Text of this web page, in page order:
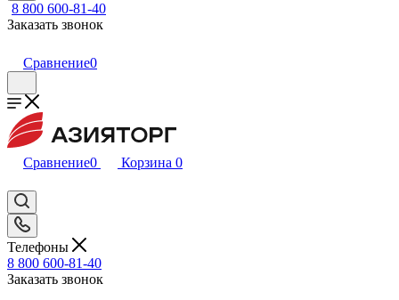
8 800 600-81-40
Заказать звонок
Сравнение0
Сравнение0 Корзина 0
Телефоны
8 800 600-81-40
Заказать звонок